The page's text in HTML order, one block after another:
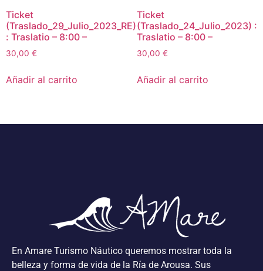
Ticket
(Traslado_29_Julio_2023_RE)
: Traslatio – 8:00 –
30,00 €
Añadir al carrito
Ticket
(Traslado_24_Julio_2023) :
Traslatio – 8:00 –
30,00 €
Añadir al carrito
En Amare Turismo Náutico queremos mostrar toda la
belleza y forma de vida de la Ría de Arousa. Sus